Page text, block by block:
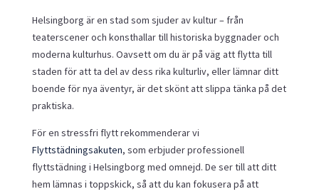
Helsingborg är en stad som sjuder av kultur – från
teaterscener och konsthallar till historiska byggnader och
moderna kulturhus. Oavsett om du är på väg att flytta till
staden för att ta del av dess rika kulturliv, eller lämnar ditt
boende för nya äventyr, är det skönt att slippa tänka på det
praktiska.
För en stressfri flytt rekommenderar vi
Flyttstädningsakuten, som erbjuder professionell
flyttstädning i Helsingborg med omnejd. De ser till att ditt
hem lämnas i toppskick, så att du kan fokusera på att